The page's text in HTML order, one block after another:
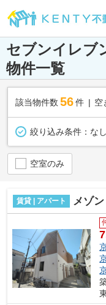
セブンイレブ
物件一覧
該当物件数 56件 空
絞り込み条件： なし
空室のみ
賃貸 | アパート メゾ